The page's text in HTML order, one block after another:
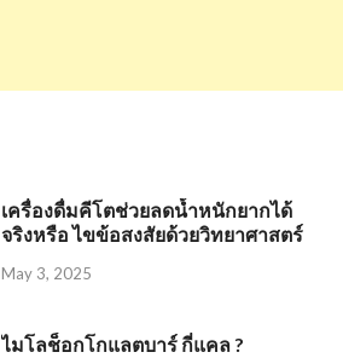
เครื่องดื่มคีโตช่วยลดน้ำหนักยากได้
จริงหรือ ไขข้อสงสัยด้วยวิทยาศาสตร์
May 3, 2025
ไมโลช็อกโกแลตบาร์ กี่แคล ?